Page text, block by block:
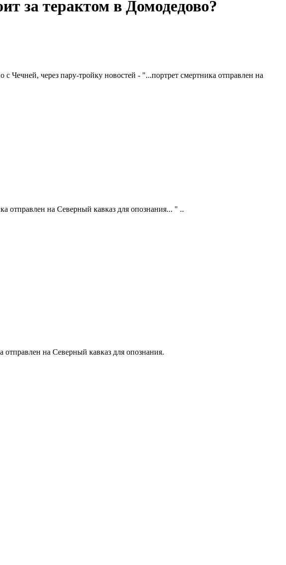
за терактом в Домодедово?
Чечней, через пару-тройку новостей - "...портрет смертника отправлен на
отправлен на Северный кавказ для опознания... " ..
отправлен на Северный кавказ для опознания.